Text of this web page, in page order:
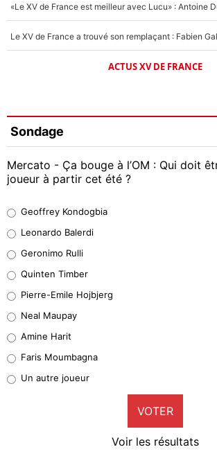
ACTUS XV DE FRANCE
Sondage
Mercato - Ça bouge à l’OM : Qui doit
joueur à partir cet été ?
38%
32%
4%
1%
9%
Geoffrey Kondogbia
Leonardo Balerdi
Geronimo Rulli
Quinten Timber
Pierre-Emile Hojbjerg
Neal Maupay
Amine Harit
Faris Moumbagna
Un autre joueur
VOTER
Voir les résultats